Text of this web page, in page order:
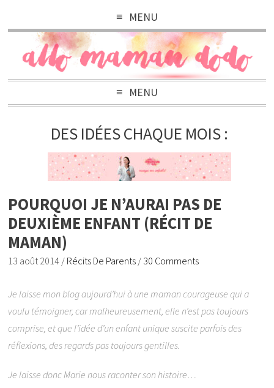
MENU
MENU
DES IDÉES CHAQUE MOIS :
POURQUOI JE N’AURAI PAS DE
DEUXIÈME ENFANT (RÉCIT DE
MAMAN)
13 août 2014 / Récits De Parents / 30 Comments
Je laisse mon blog aujourd’hui à une maman courageuse qui a
voulu témoigner, car malheureusement, elle n’est pas toujours
comprise, et que l’idée d’un enfant unique suscite parfois des
réflexions, des regards pas toujours gentilles.
Je laisse donc Marie nous raconter son histoire…